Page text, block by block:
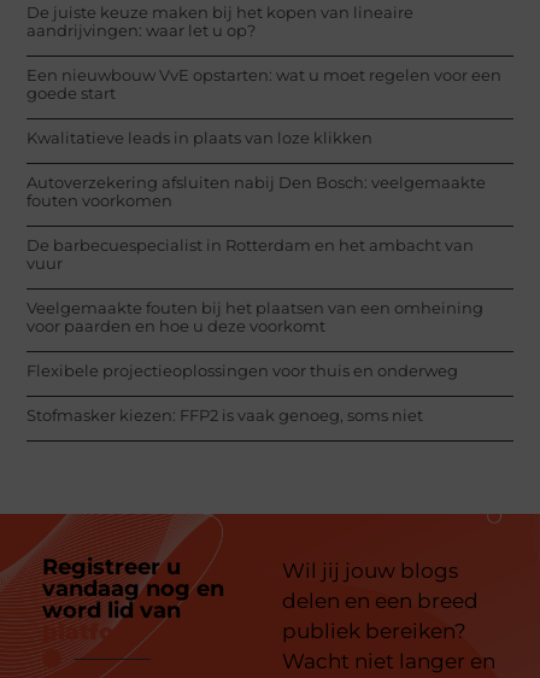
De juiste keuze maken bij het kopen van lineaire
aandrijvingen: waar let u op?
Een nieuwbouw VvE opstarten: wat u moet regelen voor een
goede start
Kwalitatieve leads in plaats van loze klikken
Autoverzekering afsluiten nabij Den Bosch: veelgemaakte
fouten voorkomen
De barbecuespecialist in Rotterdam en het ambacht van
vuur
Veelgemaakte fouten bij het plaatsen van een omheining
voor paarden en hoe u deze voorkomt
Flexibele projectieoplossingen voor thuis en onderweg
Stofmasker kiezen: FFP2 is vaak genoeg, soms niet
Registreer u
vandaag nog en
word lid van
platform
Wil jij jouw blogs
delen en een breed
publiek bereiken?
Wacht niet langer en